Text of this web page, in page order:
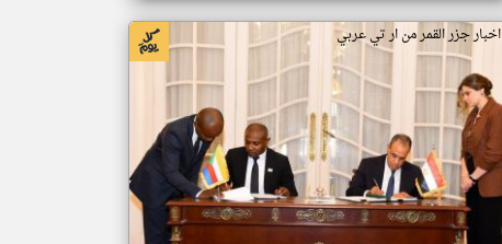
اخبار جزر القمر من ار تي عربي